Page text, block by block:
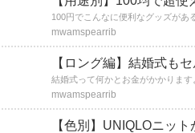
mwamspearrib
【ロング編】結婚式も
mwamspearrib
【色別】UNIQLOニッ